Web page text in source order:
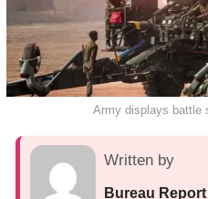
Army displays battle
Written by
Indian Army’s